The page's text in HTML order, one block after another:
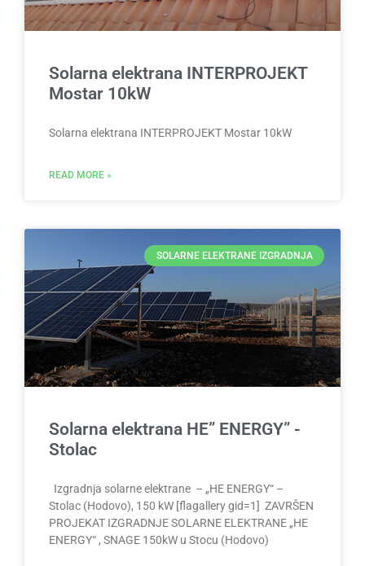
Solarna elektrana INTERPROJEKT
Mostar 10kW
Solarna elektrana INTERPROJEKT Mostar 10kW
READ MORE »
SOLARNE ELEKTRANE IZGRADNJA
Solarna elektrana HE” ENERGY” -
Stolac
Izgradnja solarne elektrane – „HE ENERGY“ –
Stolac (Hodovo), 150 kW [flagallery gid=1] ZAVRŠEN
PROJEKAT IZGRADNJE SOLARNE ELEKTRANE „HE
ENERGY“ , SNAGE 150kW u Stocu (Hodovo)